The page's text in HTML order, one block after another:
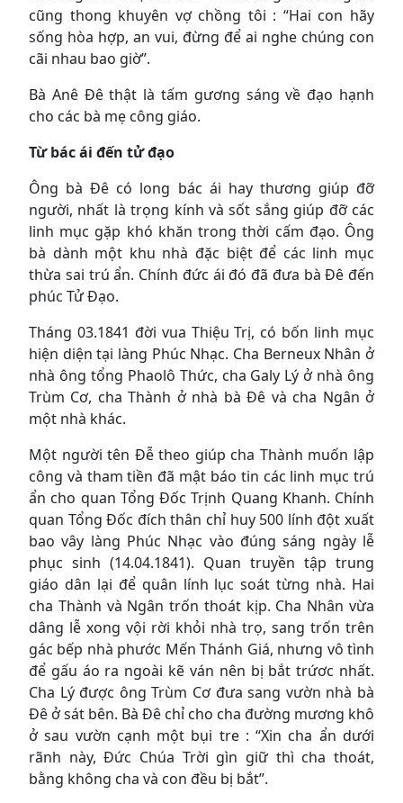
cũng thong khuyên vợ chồng tôi : “Hai con hãy
sống hòa hợp, an vui, đừng để ai nghe chúng con
cãi nhau bao giờ”.
Bà Anê Đê thật là tấm gương sáng về đạo hạnh
cho các bà mẹ công giáo.
Từ bác ái đến tử đạo
Ông bà Đê có long bác ái hay thương giúp đỡ
người, nhất là trọng kính và sốt sắng giúp đỡ các
linh mục gặp khó khăn trong thời cấm đạo. Ông
bà dành một khu nhà đặc biệt để các linh mục
thừa sai trú ẩn. Chính đức ái đó đã đưa bà Đê đến
phúc Tử Đạo.
Tháng 03.1841 đời vua Thiệu Trị, có bốn linh mục
hiện diện tại làng Phúc Nhạc. Cha Berneux Nhân ở
nhà ông tổng Phaolô Thức, cha Galy Lý ở nhà ông
Trùm Cơ, cha Thành ở nhà bà Đê và cha Ngân ở
một nhà khác.
Một người tên Đễ theo giúp cha Thành muốn lập
công và tham tiền đã mật báo tin các linh mục trú
ẩn cho quan Tổng Đốc Trịnh Quang Khanh. Chính
quan Tổng Đốc đích thân chỉ huy 500 lính đột xuất
bao vây làng Phúc Nhạc vào đúng sáng ngày lễ
phục sinh (14.04.1841). Quan truyền tập trung
giáo dân lại để quân lính lục soát từng nhà. Hai
cha Thành và Ngân trốn thoát kịp. Cha Nhân vừa
dâng lễ xong vội rời khỏi nhà trọ, sang trốn trên
gác bếp nhà phước Mến Thánh Giá, nhưng vô tình
để gấu áo ra ngoài kẽ ván nên bị bắt trứơc nhất.
Cha Lý được ông Trùm Cơ đưa sang vườn nhà bà
Đê ở sát bên. Bà Đê chỉ cho cha đường mương khô
ở sau vườn cạnh một bụi tre : “Xin cha ẩn dưới
rãnh này, Đức Chúa Trời gìn giữ thì cha thoát,
bằng không cha và con đều bị bắt”.